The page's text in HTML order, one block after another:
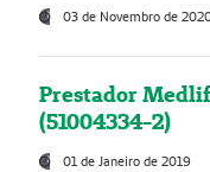
03 de Novembro de
Prestador
(51004334-2)
01 de Janeiro de 2019